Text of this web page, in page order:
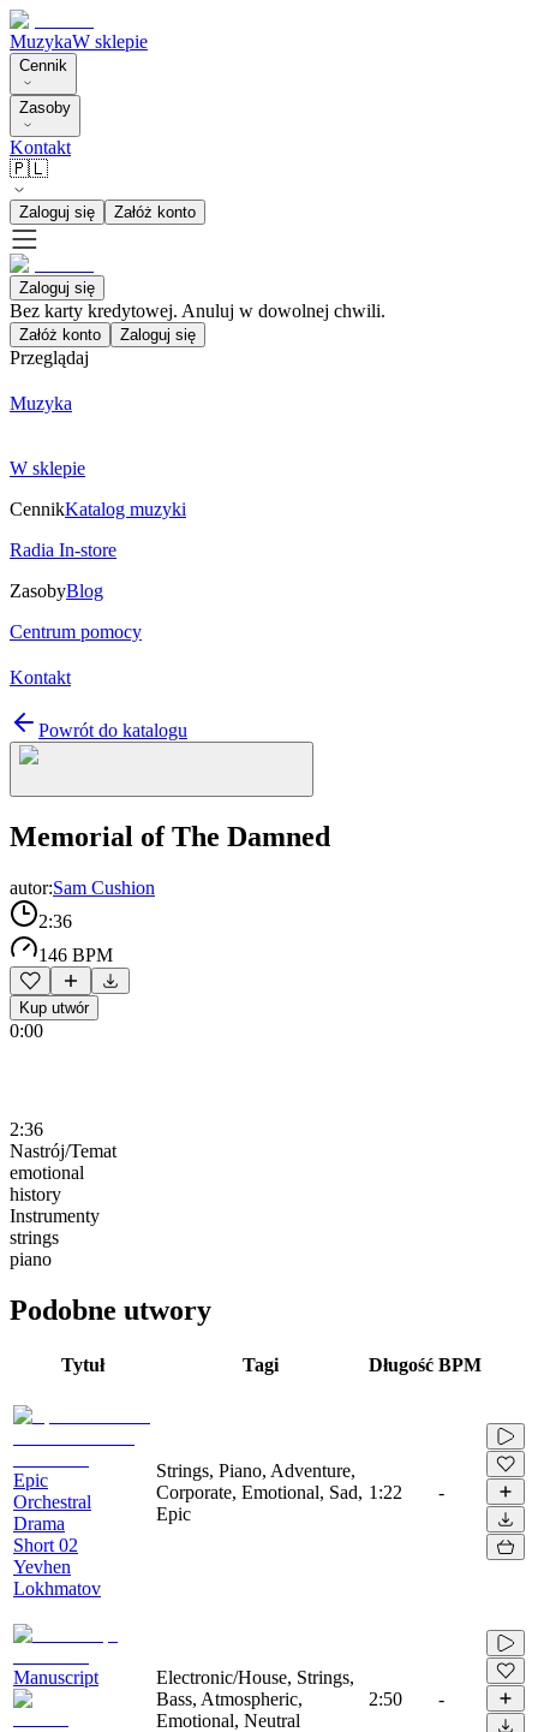
MuzykaW sklepie
Cennik
Zasoby
Kontakt
🇵🇱
Zaloguj się Załóż konto
Zaloguj się
Bez karty kredytowej. Anuluj w dowolnej chwili.
Załóż konto Zaloguj się
Przeglądaj
Muzyka
W sklepie
CennikKatalog muzyki
Radia In-store
ZasobyBlog
Centrum pomocy
Kontakt
Powrót do katalogu
Memorial of The Damned
autor:Sam Cushion
2:36
146 BPM
Kup utwór
0:00
2:36
Nastrój/Temat
emotional
history
Instrumenty
strings
piano
Podobne utwory
Tytuł Tagi Długość BPM
Epic
Orchestral
Drama
Short 02
Yevhen
Lokhmatov
Strings, Piano, Adventure,
Corporate, Emotional, Sad,
Epic
1:22 -
Manuscript
Electronic/House, Strings,
Bass, Atmospheric,
Emotional, Neutral
2:50 -